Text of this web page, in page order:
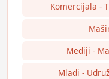
Komercijala -
Mediji -
Mladi -